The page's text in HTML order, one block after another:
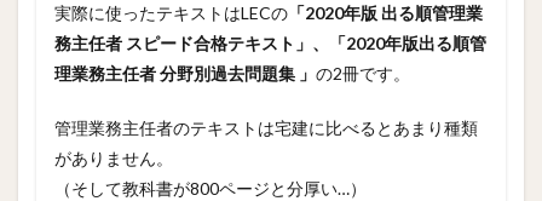
実際に使ったテキストはLECの 「2020年版 出る順管理業
務主任者 スピード合格テキスト」、「2020年版出る順管
理業務主任者 分野別過去問題集 」 の2冊です。
管理業務主任者のテキストは宅建に比べるとあまり種類
がありません。
（そして教科書が800ページと分厚い…）